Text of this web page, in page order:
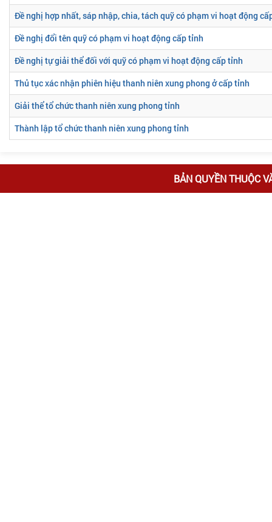
Đề nghị hợp nhất, sáp nhập, chia, tách quỹ có phạm vi hoạt động
Đề nghị đổi tên quỹ có phạm vi hoạt động cấp tỉnh
Đề nghị tự giải thể đối với quỹ có phạm vi hoạt động cấp tỉnh
Thủ tục xác nhận phiên hiệu thanh niên xung phong ở cấp tỉnh
Giải thể tổ chức thanh niên xung phong tỉnh
Thành lập tổ chức thanh niên xung phong tỉnh
BẢN QUYỀN THUỘC